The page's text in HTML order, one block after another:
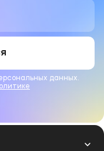
данных.